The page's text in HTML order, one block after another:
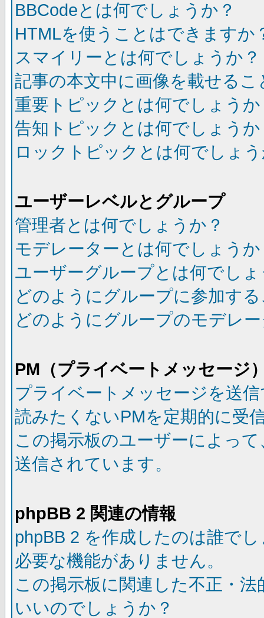
BBCodeとは何でしょうか？
HTMLを使うことはできますか
スマイリーとは何でしょうか？
記事の本文中に画像を載せる
重要トピックとは何でしょうか
告知トピックとは何でしょうか
ロックトピックとは何でしょ
ユーザーレベルとグループ
管理者とは何でしょうか？
モデレーターとは何でしょうか
ユーザーグループとは何でし
どのようにグループに参加す
どのようにグループのモデレ
PM（プライベートメッセージ
プライベートメッセージを送
読みたくないPMを定期的に受
この掲示板のユーザーによっ
送信されています。
phpBB 2 関連の情報
phpBB 2 を作成したのは誰で
必要な機能がありません。
この掲示板に関連した不正・
いいのでしょうか？